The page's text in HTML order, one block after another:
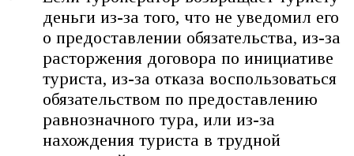
деньги из-за того, что не уведомил его
о предоставлении обязательства, из-за
расторжения договора по инициативе
туриста, из-за отказа воспользоваться
обязательством по предоставлению
равнозначного тура, или из-за
нахождения туриста в трудной